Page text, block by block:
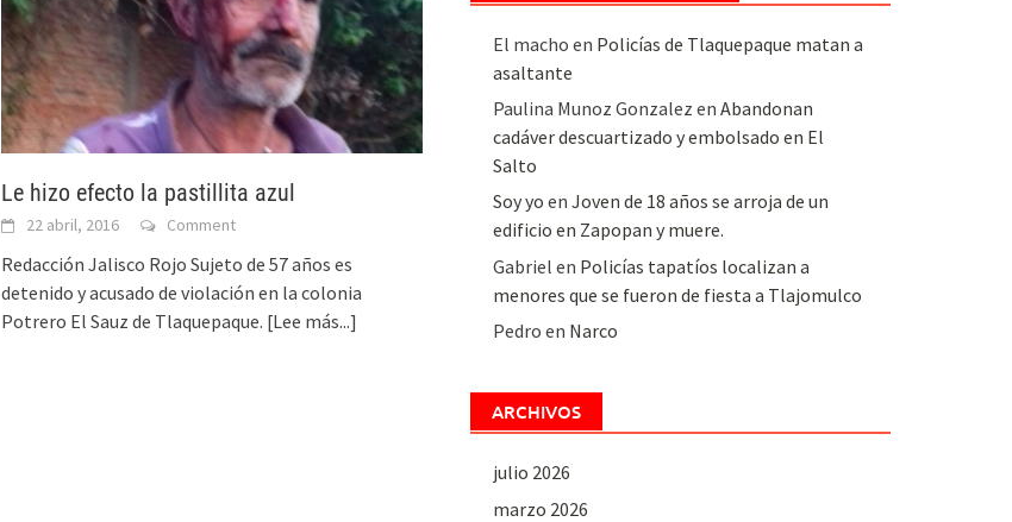
Le hizo efecto la pastillita azul
22 abril, 2016 Comment
Redacción Jalisco Rojo Sujeto de 57 años es
detenido y acusado de violación en la colonia
Potrero El Sauz de Tlaquepaque. [Lee más...]
El macho en Policías de Tlaquepaque matan a
asaltante
Paulina Munoz Gonzalez en Abandonan
cadáver descuartizado y embolsado en El
Salto
Soy yo en Joven de 18 años se arroja de un
edificio en Zapopan y muere.
Gabriel en Policías tapatíos localizan a
menores que se fueron de fiesta a Tlajomulco
Pedro en Narco
ARCHIVOS
julio 2026
marzo 2026